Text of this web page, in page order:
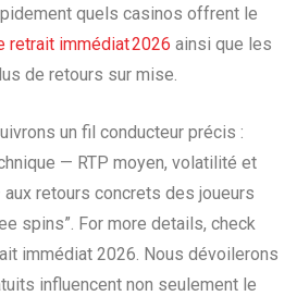
quels casinos offrent le
retrait immédiat 2026 ainsi que les
de retours sur mise.
un fil conducteur précis :
— RTP moyen, volatilité et
retours concrets des joueurs
spins”. For more details, check
immédiat 2026. Nous dévoilerons
influencent non seulement le